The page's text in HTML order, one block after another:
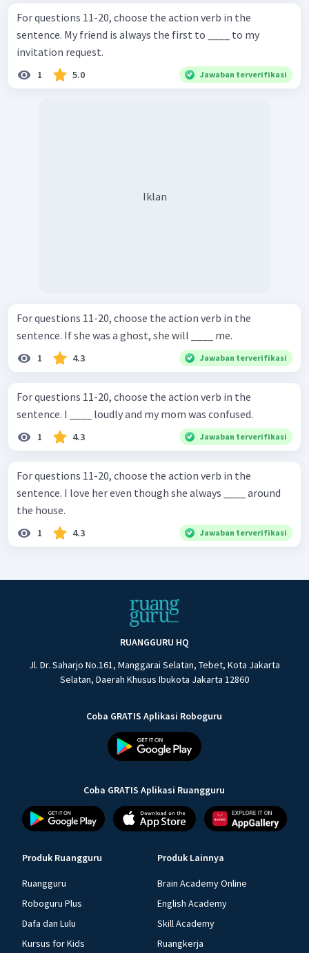
For questions 11-20, choose the action verb in the
sentence. My friend is always the first to ____ to my
invitation request.
1 5.0 Jawaban terverifikasi
Iklan
For questions 11-20, choose the action verb in the
sentence. If she was a ghost, she will ____ me.
1 4.3 Jawaban terverifikasi
For questions 11-20, choose the action verb in the
sentence. I ____ loudly and my mom was confused.
1 4.3 Jawaban terverifikasi
For questions 11-20, choose the action verb in the
sentence. I love her even though she always ____ around
the house.
1 4.3 Jawaban terverifikasi
RUANGGURU HQ
Jl. Dr. Saharjo No.161, Manggarai Selatan, Tebet, Kota Jakarta
Selatan, Daerah Khusus Ibukota Jakarta 12860
Coba GRATIS Aplikasi Roboguru
Coba GRATIS Aplikasi Ruangguru
Produk Ruangguru
Ruangguru
Roboguru Plus
Dafa dan Lulu
Kursus for Kids
Produk Lainnya
Brain Academy Online
English Academy
Skill Academy
Ruangkerja